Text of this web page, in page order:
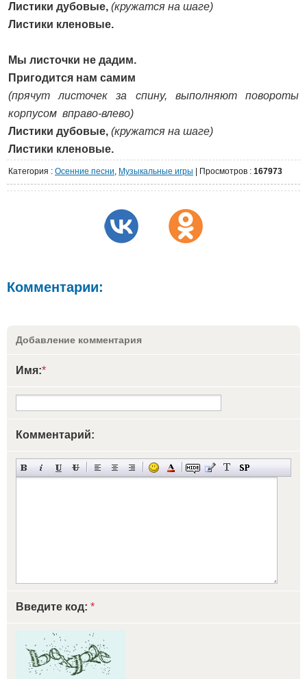
Листики дубовые, (кружатся на шаге)
Листики кленовые.
Мы листочки не дадим.
Пригодится нам самим
(прячут листочек за спину, выполняют повороты
корпусом вправо-влево)
Листики дубовые, (кружатся на шаге)
Листики кленовые.
Категория : Осенние песни, Музыкальные игры Просмотров : 167973
Комментарии:
Добавление комментария
Имя:*
Комментарий:
Введите код: *